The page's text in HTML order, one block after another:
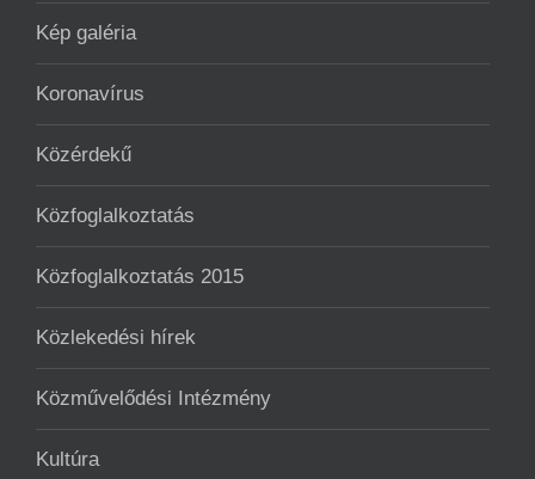
Kép galéria
Koronavírus
Közérdekű
Közfoglalkoztatás
Közfoglalkoztatás 2015
Közlekedési hírek
Közművelődési Intézmény
Kultúra